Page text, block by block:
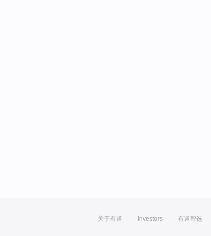
关于有道 Investors 有道智选